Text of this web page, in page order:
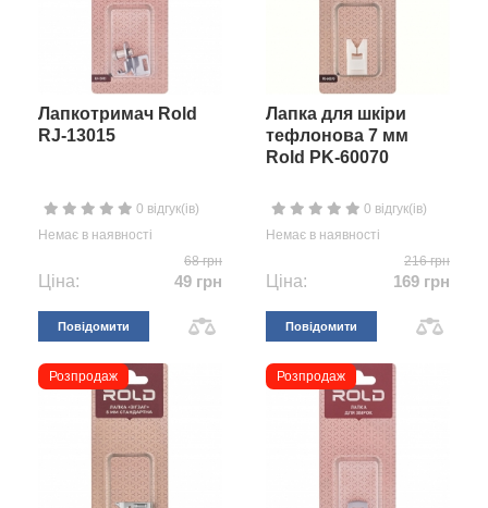
Лапкотримач Rold
RJ-13015
0 відгук(ів)
Немає в наявності
68 грн
Ціна: 49 грн
Повідомити
Лапка для шкіри
тефлонова 7 мм
Rold PK-60070
0 відгук(ів)
Немає в наявності
216 грн
Ціна: 169 грн
Повідомити
Розпродаж Розпродаж